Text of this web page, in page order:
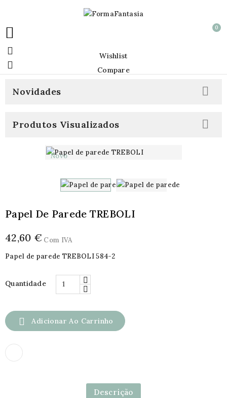
 0
 Wishlist
 Compare
Novidades 
Produtos Visualizados 
Novo
Papel De Parede TREBOLI
42,60 € Com IVA
Papel de parede TREBOLI 584-2
Quantidade
 Adicionar Ao Carrinho
Descrição